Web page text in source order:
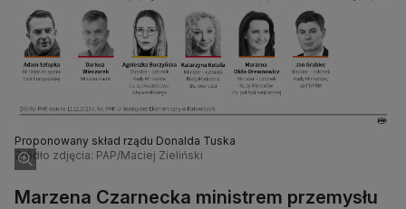
Proponowany skład rządu Donalda Tuska
Źródło zdjęcia: PAP/Maciej Zieliński
Marzena Czarnecka ministrem przemysłu